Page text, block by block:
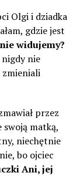
Olgi i dziadka
gdzie jest
widujemy?
nie
zmieniali
przez
swoją matką,
niechętnie
bo ojciec
Ani, jej